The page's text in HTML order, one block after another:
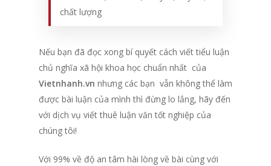
chất lượng
Nếu bạn đã đọc xong bí quyết cách viết tiểu luận
chủ nghĩa xã hội khoa học chuẩn nhất của
Vietnhanh.vn nhưng các bạn vẫn không thể làm
được bài luận của mình thì đừng lo lắng, hãy đến
với dịch vụ viết thuê luận văn tốt nghiệp của
chúng tôi!
Với 99% về độ an tâm hài lòng về bài cùng với